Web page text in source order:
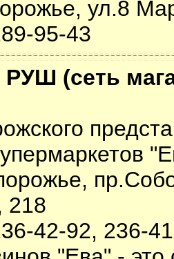
ул.8
95-43
(сеть
218
42-92, 236-